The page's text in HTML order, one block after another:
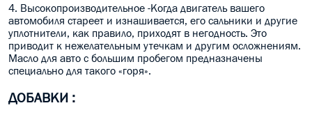
4. Высокопроизводительное -Когда двигатель вашего
автомобиля стареет и изнашивается, его сальники и другие
уплотнители, как правило, приходят в негодность. Это
приводит к нежелательным утечкам и другим осложнениям.
Масло для авто с большим пробегом предназначены
специально для такого «горя».
ДОБАВКИ :